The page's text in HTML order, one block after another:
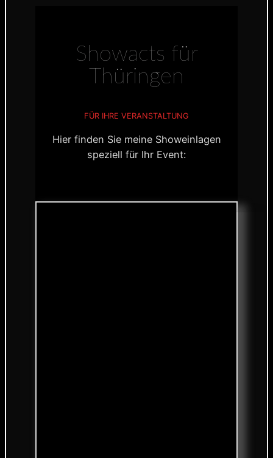
Showacts für
Thüringen
FÜR IHRE VERANSTALTUNG
Hier finden Sie meine Showeinlagen
speziell für Ihr Event: